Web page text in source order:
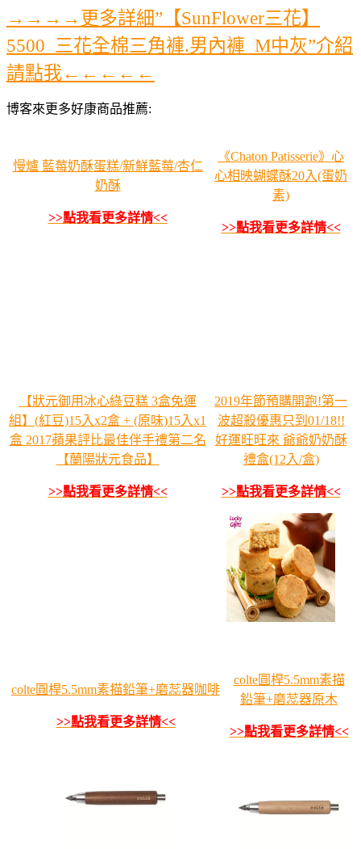
→→→→更多詳細”【SunFlower三花】
5500_三花全棉三角褲.男內褲_M中灰”介紹
請點我←←←←←
博客來更多好康商品推薦:
慢爐 藍莓奶酥蛋糕/新鮮藍莓/杏仁
奶酥
>>點我看更多詳情<<
《Chaton Patisserie》心
心相映蝴蝶酥20入(蛋奶
素)
>>點我看更多詳情<<
【狀元御用冰心綠豆糕 3盒免運
組】(紅豆)15入x2盒 + (原味)15入x1
盒 2017蘋果評比最佳伴手禮第二名
【蘭陽狀元食品】
>>點我看更多詳情<<
2019年節預購開跑!第一
波超殺優惠只到01/18!!
好運旺旺來 爺爺奶奶酥
禮盒(12入/盒)
>>點我看更多詳情<<
colte圓桿5.5mm素描鉛筆+磨蕊器咖啡
>>點我看更多詳情<<
colte圓桿5.5mm素描
鉛筆+磨蕊器原木
>>點我看更多詳情<<